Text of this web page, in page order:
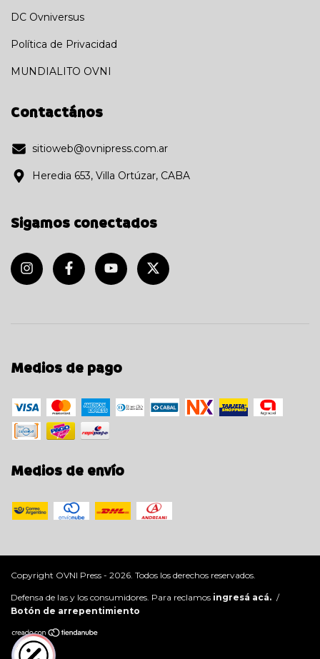
DC Ovniversus
Política de Privacidad
MUNDIALITO OVNI
Contactános
sitioweb@ovnipress.com.ar
Heredia 653, Villa Ortúzar, CABA
Sigamos conectados
Medios de pago
Medios de envío
Copyright OVNI Press - 2026. Todos los derechos reservados.
Defensa de las y los consumidores. Para reclamos ingresá acá. /
Botón de arrepentimiento